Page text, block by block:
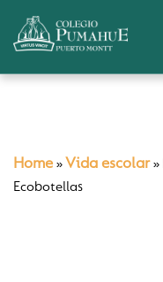
Home » Vida escolar»
Ecobotellas